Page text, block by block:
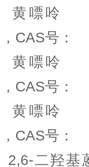
黄嘌
CAS号：
黄嘌
CAS号：
黄嘌
CAS号：
2,6-二羟